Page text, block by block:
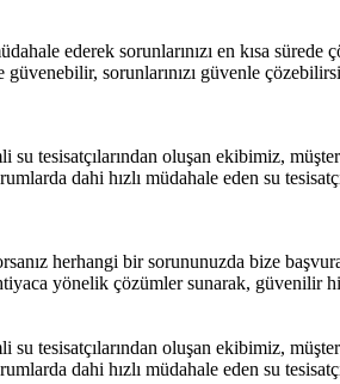
ederek sorunlarınızı en kısa sürede
sorunlarınızı güvenle
tesisatçılarından oluşan ekibimiz,
dahi hızlı müdahale eden su
herhangi bir sorununuzda bize
yönelik çözümler sunarak, güvenilir
tesisatçılarından oluşan ekibimiz,
dahi hızlı müdahale eden su